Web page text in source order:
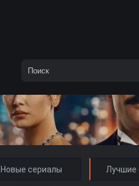
Новые сериалы Лучшие